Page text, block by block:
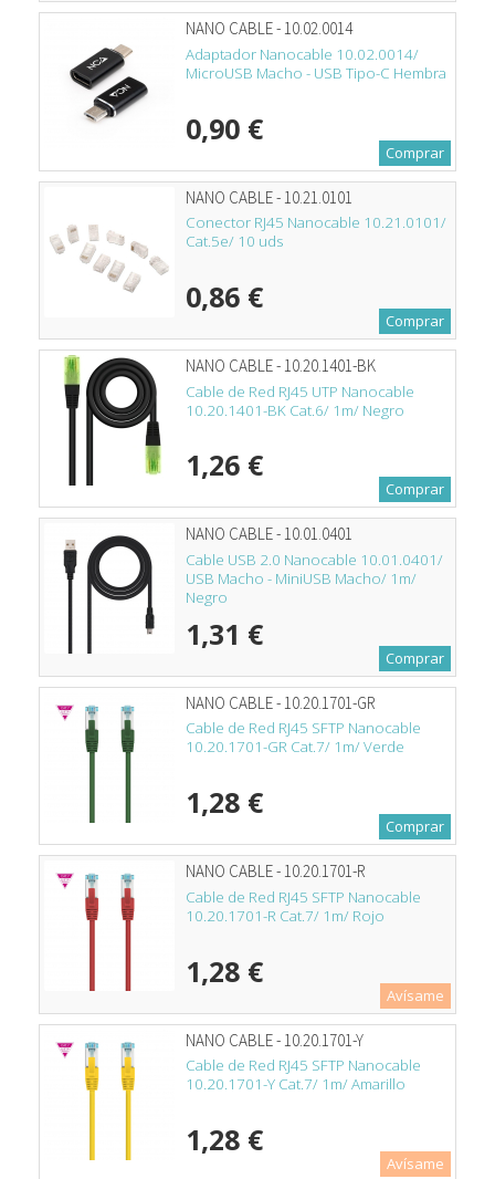
NANO CABLE - 10.02.0014
Adaptador Nanocable 10.02.0014/
MicroUSB Macho - USB Tipo-C Hembra
0,90 €
Comprar
NANO CABLE - 10.21.0101
Conector RJ45 Nanocable 10.21.0101/
Cat.5e/ 10 uds
0,86 €
Comprar
NANO CABLE - 10.20.1401-BK
Cable de Red RJ45 UTP Nanocable
10.20.1401-BK Cat.6/ 1m/ Negro
1,26 €
Comprar
NANO CABLE - 10.01.0401
Cable USB 2.0 Nanocable 10.01.0401/
USB Macho - MiniUSB Macho/ 1m/
Negro
1,31 €
Comprar
NANO CABLE - 10.20.1701-GR
Cable de Red RJ45 SFTP Nanocable
10.20.1701-GR Cat.7/ 1m/ Verde
1,28 €
Comprar
NANO CABLE - 10.20.1701-R
Cable de Red RJ45 SFTP Nanocable
10.20.1701-R Cat.7/ 1m/ Rojo
1,28 €
Avísame
NANO CABLE - 10.20.1701-Y
Cable de Red RJ45 SFTP Nanocable
10.20.1701-Y Cat.7/ 1m/ Amarillo
1,28 €
Avísame